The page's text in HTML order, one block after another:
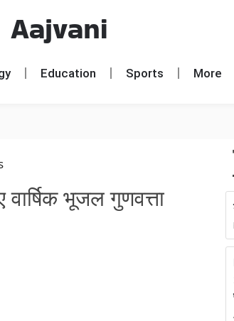
Aajvani
Education Sports More
भूजल गुणवत्ता